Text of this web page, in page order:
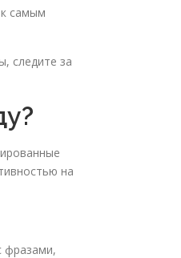
самым
следите за
на
фразами,